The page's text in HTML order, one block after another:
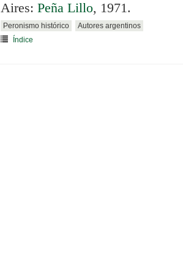
Aires: Peña Lillo, 1971.
Peronismo histórico
Autores argentinos
Índice